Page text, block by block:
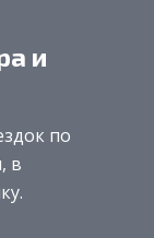
и
по
в